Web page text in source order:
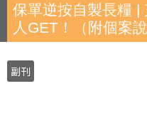
保單逆按自製長糧 |
人GET！（附個案說
副刊